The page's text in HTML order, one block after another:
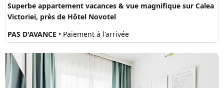
Superbe appartement vacances & vue magnifique sur Calea
Victoriei, près de Hôtel Novotel
PAS D'AVANCE • Paiement à l'arrivée